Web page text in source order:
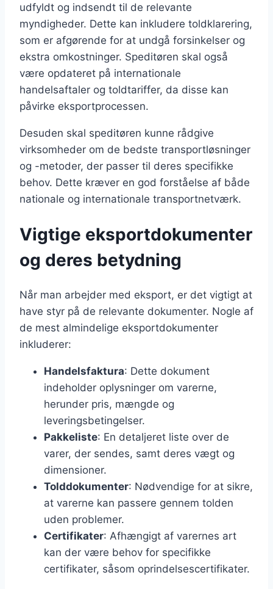
udfyldt og indsendt til de relevante
myndigheder. Dette kan inkludere toldklarering,
som er afgørende for at undgå forsinkelser og
ekstra omkostninger. Speditøren skal også
være opdateret på internationale
handelsaftaler og toldtariffer, da disse kan
påvirke eksportprocessen.
Desuden skal speditøren kunne rådgive
virksomheder om de bedste transportløsninger
og -metoder, der passer til deres specifikke
behov. Dette kræver en god forståelse af både
nationale og internationale transportnetværk.
Vigtige eksportdokumenter
og deres betydning
Når man arbejder med eksport, er det vigtigt at
have styr på de relevante dokumenter. Nogle af
de mest almindelige eksportdokumenter
inkluderer:
Handelsfaktura: Dette dokument
indeholder oplysninger om varerne,
herunder pris, mængde og
leveringsbetingelser.
Pakkeliste: En detaljeret liste over de
varer, der sendes, samt deres vægt og
dimensioner.
Tolddokumenter: Nødvendige for at sikre,
at varerne kan passere gennem tolden
uden problemer.
Certifikater: Afhængigt af varernes art
kan der være behov for specifikke
certifikater, såsom oprindelsescertifikater.